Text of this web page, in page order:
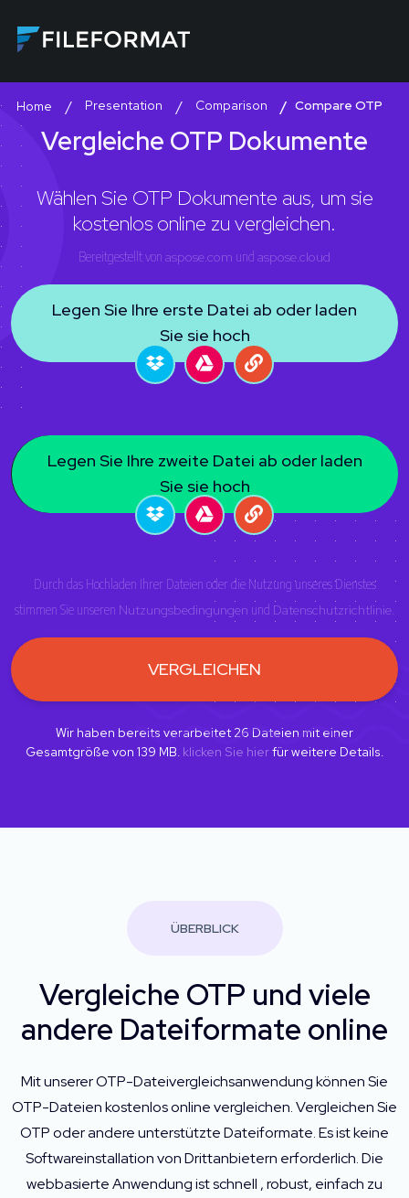
Home Presentation Comparison Compare OTP
Vergleiche OTP Dokumente
Wählen Sie OTP Dokumente aus, um sie
kostenlos online zu vergleichen.
Bereitgestellt von aspose.com und aspose.cloud
Legen Sie Ihre erste Datei ab oder laden
Sie sie hoch
Legen Sie Ihre zweite Datei ab oder laden
Sie sie hoch
Durch das Hochladen Ihrer Dateien oder die Nutzung unseres Dienstes
stimmen Sie unseren Nutzungsbedingungen und Datenschutzrichtlinie
VERGLEICHEN
Wir haben bereits verarbeitet 26 Dateien mit einer
Gesamtgröße von 139 MB. klicken Sie hierfür weitere Details.
ÜBERBLICK
Vergleiche OTP und viele
andere Dateiformate online
Mit unserer OTP-Dateivergleichsanwendung können Sie
OTP-Dateien kostenlos online vergleichen. Vergleichen Sie
OTP oder andere unterstützte Dateiformate. Es ist keine
Softwareinstallation von Drittanbietern erforderlich. Die
webbasierte Anwendung ist schnell , robust, einfach zu